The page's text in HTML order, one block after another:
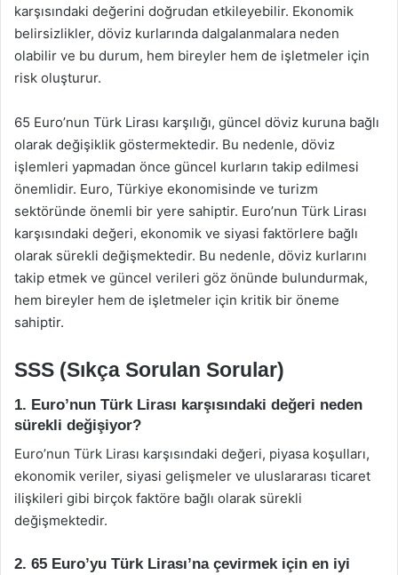
karşısındaki değerini doğrudan etkileyebilir. Ekonomik
belirsizlikler, döviz kurlarında dalgalanmalara neden
olabilir ve bu durum, hem bireyler hem de işletmeler için
risk oluşturur.
65 Euro’nun Türk Lirası karşılığı, güncel döviz kuruna bağlı
olarak değişiklik göstermektedir. Bu nedenle, döviz
işlemleri yapmadan önce güncel kurların takip edilmesi
önemlidir. Euro, Türkiye ekonomisinde ve turizm
sektöründe önemli bir yere sahiptir. Euro’nun Türk Lirası
karşısındaki değeri, ekonomik ve siyasi faktörlere bağlı
olarak sürekli değişmektedir. Bu nedenle, döviz kurlarını
takip etmek ve güncel verileri göz önünde bulundurmak,
hem bireyler hem de işletmeler için kritik bir öneme
sahiptir.
SSS (Sıkça Sorulan Sorular)
1. Euro’nun Türk Lirası karşısındaki değeri neden
sürekli değişiyor?
Euro’nun Türk Lirası karşısındaki değeri, piyasa koşulları,
ekonomik veriler, siyasi gelişmeler ve uluslararası ticaret
ilişkileri gibi birçok faktöre bağlı olarak sürekli
değişmektedir.
2. 65 Euro’yu Türk Lirası’na çevirmek için en iyi